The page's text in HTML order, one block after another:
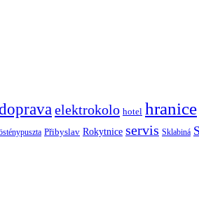
elektrokolo hotel hranice
Přibyslav Rokytnice servis Sklabiná